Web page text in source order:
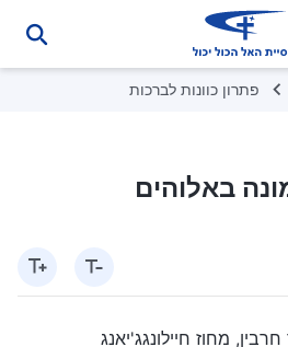
פתרון כוונות לברכות
באלוהים
חרבין, מחוז חיילונגג'יאנג